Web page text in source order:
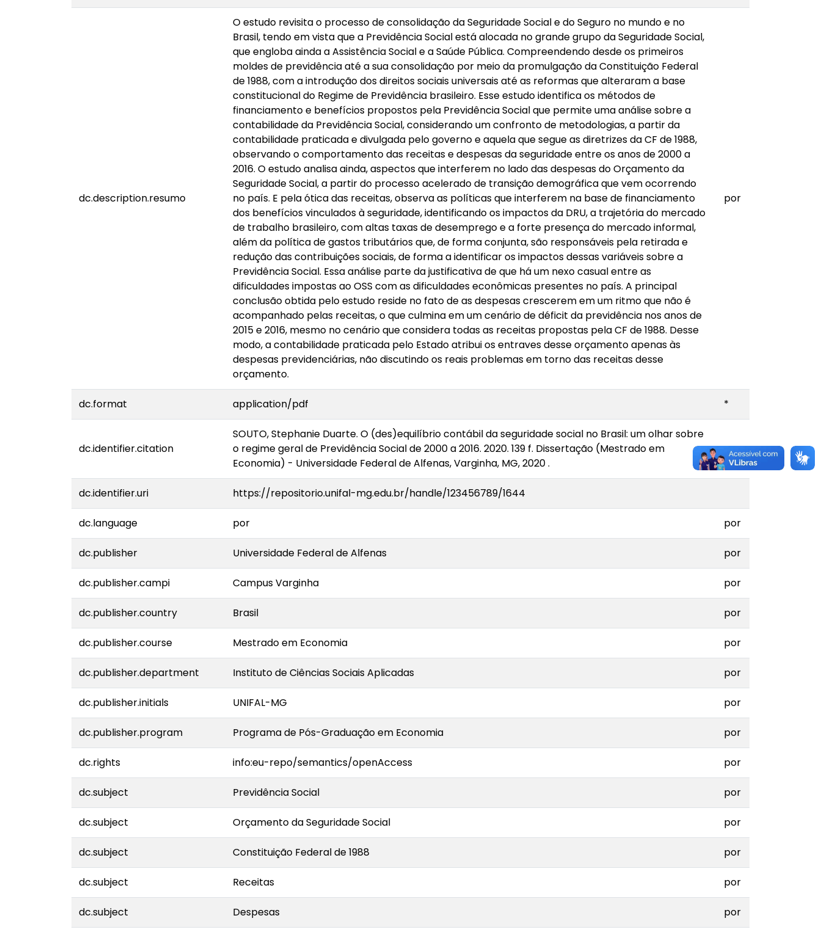
dc.description.resumo
O estudo revisita o processo de consolidação da Seguridade Social e do Seguro no mundo e no
Brasil, tendo em vista que a Previdência Social está alocada no grande grupo da Seguridade Social,
que engloba ainda a Assistência Social e a Saúde Pública. Compreendendo desde os primeiros
moldes de previdência até a sua consolidação por meio da promulgação da Constituição Federal
de 1988, com a introdução dos direitos sociais universais até as reformas que alteraram a base
constitucional do Regime de Previdência brasileiro. Esse estudo identifica os métodos de
financiamento e benefícios propostos pela Previdência Social que permite uma análise sobre a
contabilidade da Previdência Social, considerando um confronto de metodologias, a partir da
contabilidade praticada e divulgada pelo governo e aquela que segue as diretrizes da CF de 1988,
observando o comportamento das receitas e despesas da seguridade entre os anos de 2000 a
2016. O estudo analisa ainda, aspectos que interferem no lado das despesas do Orçamento da
Seguridade Social, a partir do processo acelerado de transição demográfica que vem ocorrendo
no país. E pela ótica das receitas, observa as políticas que interferem na base de financiamento
dos benefícios vinculados à seguridade, identificando os impactos da DRU, a trajetória do mercado
de trabalho brasileiro, com altas taxas de desemprego e a forte presença do mercado informal,
além da política de gastos tributários que, de forma conjunta, são responsáveis pela retirada e
redução das contribuições sociais, de forma a identificar os impactos dessas variáveis sobre a
Previdência Social. Essa análise parte da justificativa de que há um nexo casual entre as
dificuldades impostas ao OSS com as dificuldades econômicas presentes no país. A principal
conclusão obtida pelo estudo reside no fato de as despesas crescerem em um ritmo que não é
acompanhado pelas receitas, o que culmina em um cenário de déficit da previdência nos anos de
2015 e 2016, mesmo no cenário que considera todas as receitas propostas pela CF de 1988. Desse
modo, a contabilidade praticada pelo Estado atribui os entraves desse orçamento apenas às
despesas previdenciárias, não discutindo os reais problemas em torno das receitas desse
orçamento.
por
dc.format application/pdf *
dc.identifier.citation
SOUTO, Stephanie Duarte. O (des)equilíbrio contábil da seguridade social no Brasil: um olhar sobre
o regime geral de Previdência Social de 2000 a 2016. 2020. 139 f. Dissertação (Mestrado em
Economia) - Universidade Federal de Alfenas, Varginha, MG, 2020 .
por
dc.identifier.uri https://repositorio.unifal-mg.edu.br/handle/123456789/1644
dc.language por por
dc.publisher Universidade Federal de Alfenas por
dc.publisher.campi Campus Varginha por
dc.publisher.country Brasil por
dc.publisher.course Mestrado em Economia por
dc.publisher.department Instituto de Ciências Sociais Aplicadas por
dc.publisher.initials UNIFAL-MG por
dc.publisher.program Programa de Pós-Graduação em Economia por
dc.rights info:eu-repo/semantics/openAccess por
dc.subject Previdência Social por
dc.subject Orçamento da Seguridade Social por
dc.subject Constituição Federal de 1988 por
dc.subject Receitas por
dc.subject Despesas por